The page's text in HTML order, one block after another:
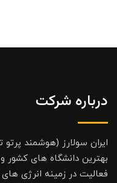
درباره شرکت
ایران سولارز (هوشمند پرتو
بهترین دانشگاه های
فعالیت در زمینه انرژی